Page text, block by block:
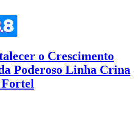
o Crescimento
Poderoso Linha Crina
Fortel